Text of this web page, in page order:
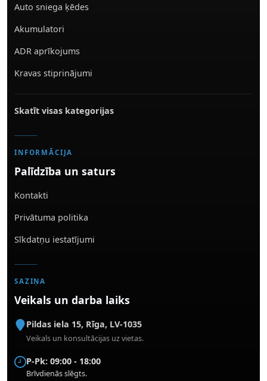
Auto sniega ķēdes
Akumulatori
ADR aprīkojums
Kravas stiprinājumi
Skatīt visas kategorijas
INFORMĀCIJA
Palīdzība un saturs
Kontakti
Privātuma politika
Sīkdatņu iestatījumi
SAZIŅA
Veikals un darba laiks
Pildas iela 15, Rīga, LV-1035
Veikals un konsultācijas uz vietas.
P-Pk: 09:00 - 18:00
Brīvdienās slēgts.